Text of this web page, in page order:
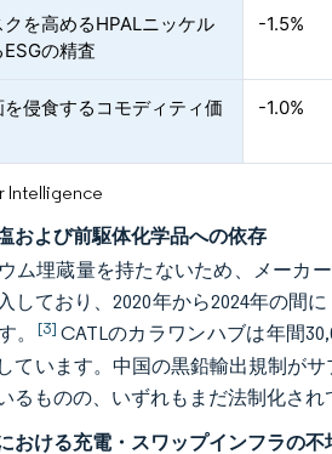
を高めるHPALニッケル
の精査
-1.5%
侵食するコモディティ価
-1.0%
Intelligence
および前駆体化学品への依存
ム埋蔵量を持たないため、メーカ
しており、2020年から2024年の間
。 [3] CATLのカラワンハブは年間
ています。中国の黒鉛輸出規制が
るものの、いずれもまだ法制化され
おける充電・スワップインフラの不